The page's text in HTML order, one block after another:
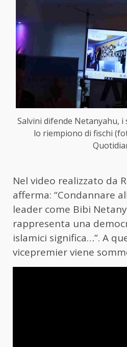
Salvini difende Netanyahu,
lo riempiono di fischi
Nel video realizzato da
afferma: “Condannare
leader come Bibi
rappresenta una
islamici significa…”. A
vicepremier viene